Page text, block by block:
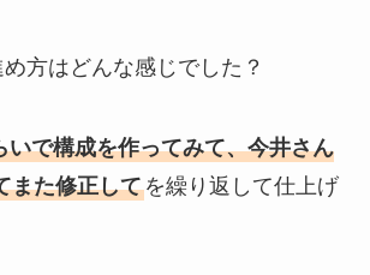
方はどんな感じでした？
いで構成を作ってみて、今井さん
また修正してを繰り返して仕上げ